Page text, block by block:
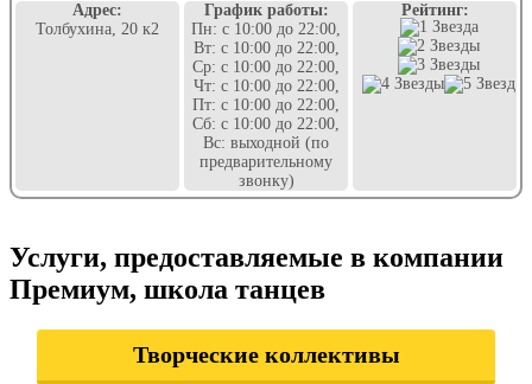
Адрес:
Толбухина, 20 к2
График работы:
Пн: с 10:00 до 22:00,
Вт: с 10:00 до 22:00,
Ср: с 10:00 до 22:00,
Чт: с 10:00 до 22:00,
Пт: с 10:00 до 22:00,
Сб: с 10:00 до 22:00,
Вс: выходной (по
предварительному
звонку)
Рейтинг:
Услуги, предоставляемые в компании
Премиум, школа танцев
Творческие коллективы